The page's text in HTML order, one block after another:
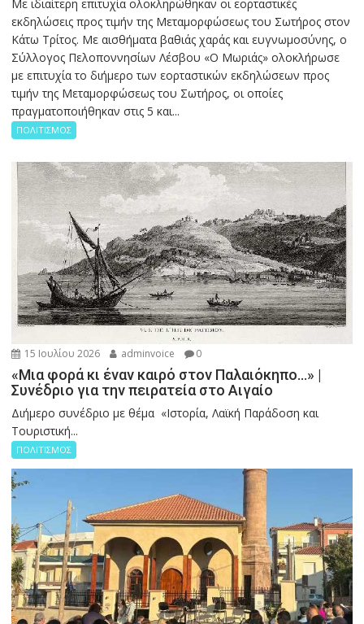
Με ιδιαίτερη επιτυχία ολοκληρώθηκαν οι εορταστικές
εκδηλώσεις προς τιμήν της Μεταμορφώσεως του Σωτήρος στον
Κάτω Τρίτος. Με αισθήματα βαθιάς χαράς και ευγνωμοσύνης, ο
Σύλλογος Πελοποννησίων Λέσβου «Ο Μωριάς» ολοκλήρωσε
με επιτυχία το διήμερο των εορταστικών εκδηλώσεων προς
τιμήν της Μεταμορφώσεως του Σωτήρος, οι οποίες
πραγματοποιήθηκαν στις 5 και...
ΠΟΛΙΤΙΣΜΟΣ
15 Ιουλίου 2026 adminvoice 0
«Μια φορά κι έναν καιρό στον Παλαιόκηπο…» |
Συνέδριο για την πειρατεία στο Αιγαίο
Διήμερο συνέδριο με θέμα «Ιστορία, Λαϊκή Παράδοση και
Τουριστική...
ΠΟΛΙΤΙΣΜΟΣ